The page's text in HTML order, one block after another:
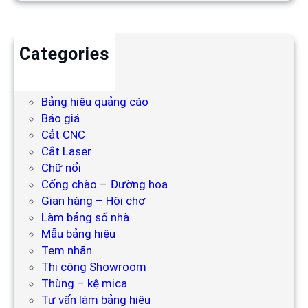
Categories
Bảng hiệu quảng cáo
Báo giá
Cắt CNC
Cắt Laser
Chữ nổi
Cổng chào – Đường hoa
Gian hàng – Hội chợ
Làm bảng số nhà
Mẫu bảng hiệu
Tem nhãn
Thi công Showroom
Thùng – kệ mica
Tư vấn làm bảng hiệu